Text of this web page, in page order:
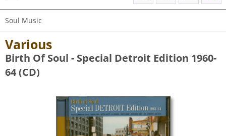
Soul Music
Various
Birth Of Soul - Special Detroit Edition 1960-
64 (CD)